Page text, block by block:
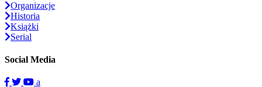
Organizacje
Historia
Książki
Serial
Social Media
a